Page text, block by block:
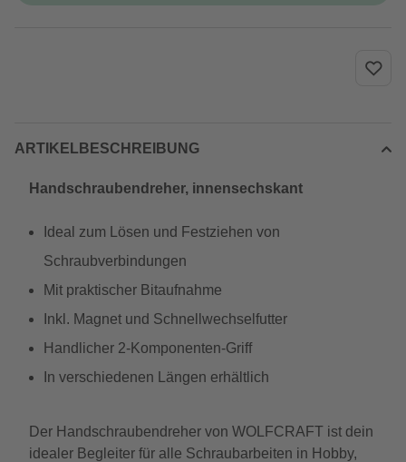
ARTIKELBESCHREIBUNG
Handschraubendreher, innensechskant
Ideal zum Lösen und Festziehen von
Schraubverbindungen
Mit praktischer Bitaufnahme
Inkl. Magnet und Schnellwechselfutter
Handlicher 2-Komponenten-Griff
In verschiedenen Längen erhältlich
Der Handschraubendreher von WOLFCRAFT ist dein
idealer Begleiter für alle Schraubarbeiten in Hobby,